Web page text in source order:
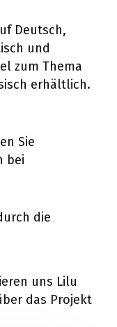
Deutsch,
und
zum Thema
erhältlich.
Sie
bei
die
uns Lilu
das Projekt